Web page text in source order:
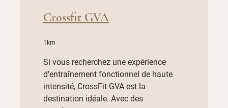
Crossfit GVA
1km
Si vous recherchez une expérience
d'entraînement fonctionnel de haute
intensité, CrossFit GVA est la
destination idéale. Avec des